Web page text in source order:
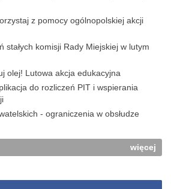
z pomocy ogólnopolskiej akcji
stałych komisji Rady Miejskiej w lutym
olej! Lutowa akcja edukacyjna
do rozliczeń PIT i wspierania
- ograniczenia w obsłudze
więcej